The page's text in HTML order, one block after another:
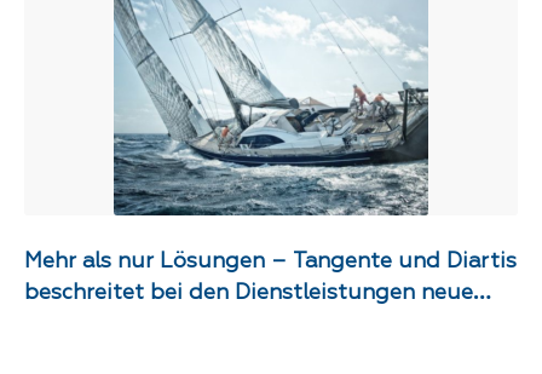
Mehr als nur Lösungen – Tangente und Diartis
beschreitet bei den Dienstleistungen neue